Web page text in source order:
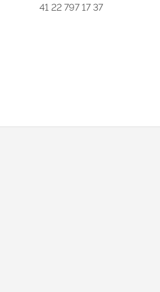
41 22 797 17 37